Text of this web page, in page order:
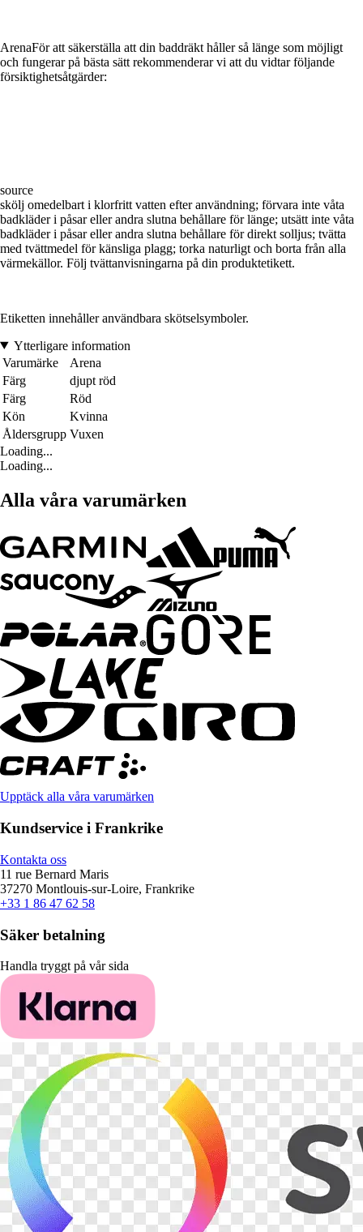
ArenaFör att säkerställa att din baddräkt håller så länge som möjligt
och fungerar på bästa sätt rekommenderar vi att du vidtar följande
försiktighetsåtgärder:
source
skölj omedelbart i klorfritt vatten efter användning; förvara inte våta
badkläder i påsar eller andra slutna behållare för länge; utsätt inte våta
badkläder i påsar eller andra slutna behållare för direkt solljus; tvätta
med tvättmedel för känsliga plagg; torka naturligt och borta från alla
värmekällor. Följ tvättanvisningarna på din produktetikett.
Etiketten innehåller användbara skötselsymboler.
Ytterligare information
Varumärke
Arena
Färg
djupt röd
Färg
Röd
Kön
Kvinna
Åldersgrupp Vuxen
Loading...
Loading...
Alla våra varumärken
Upptäck alla våra varumärken
Kundservice i Frankrike
Kontakta oss
11 rue Bernard Maris
37270 Montlouis-sur-Loire, Frankrike
+33 1 86 47 62 58
Säker betalning
Handla tryggt på vår sida